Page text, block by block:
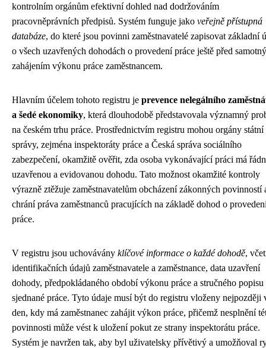
kontrolním orgánům efektivní dohled nad dodržováním
pracovněprávních předpisů. Systém funguje jako veřejně přístupná
databáze, do které jsou povinni zaměstnavatelé zapisovat základní
o všech uzavřených dohodách o provedení práce ještě před
zahájením výkonu práce zaměstnancem.
Hlavním účelem tohoto registru je prevence nelegálního
a šedé ekonomiky, která dlouhodobě představovala významný
na českém trhu práce. Prostřednictvím registru mohou orgány státní
správy, zejména inspektoráty práce a Česká správa sociálního
zabezpečení, okamžitě ověřit, zda osoba vykonávající práci má
uzavřenou a evidovanou dohodu. Tato možnost okamžité kontroly
výrazně ztěžuje zaměstnavatelům obcházení zákonných povinností
chrání práva zaměstnanců pracujících na základě dohod o
práce.
V registru jsou uchovávány klíčové informace o každé dohodě,
identifikačních údajů zaměstnavatele a zaměstnance, data uzavření
dohody, předpokládaného období výkonu práce a stručného popisu
sjednané práce. Tyto údaje musí být do registru vloženy nejpozději
den, kdy má zaměstnanec zahájit výkon práce, přičemž nesplnění
povinnosti může vést k uložení pokut ze strany inspektorátu práce.
Systém je navržen tak, aby byl uživatelsky přívětivý a umožňoval